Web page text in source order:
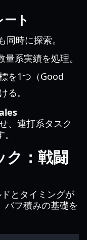
ト
時に探索。
系実績を処理。
を1つ（Good
る。
、連打系タスク
ク：戦闘
とタイミングが
バフ積みの基礎を